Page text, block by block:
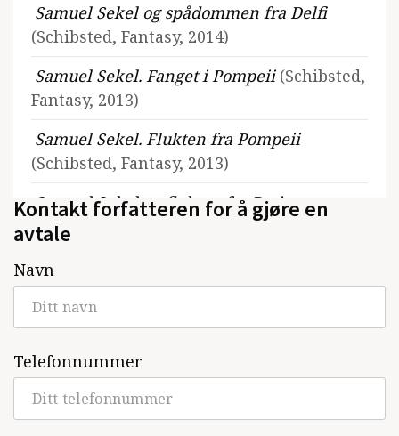
Samuel Sekel og spådommen fra Delfi
(Schibsted, Fantasy, 2014)
Samuel Sekel. Fanget i Pompeii (Schibsted,
Fantasy, 2013)
Samuel Sekel. Flukten fra Pompeii
(Schibsted, Fantasy, 2013)
Samuel Sekel og flukten fra Paris
(Schibsted, Fantasy, 2012)
Se alle utgivelser
Kontakt forfatteren for å gjøre en
avtale
Navn
Telefonnummer